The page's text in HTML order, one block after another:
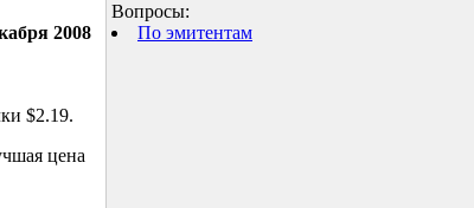
2008
$2.19.
цена
Вопросы:
По эмитентам